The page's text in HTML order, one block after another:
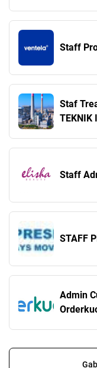
Staff
Staf
TEKNIK
Staff
STAFF
Admin